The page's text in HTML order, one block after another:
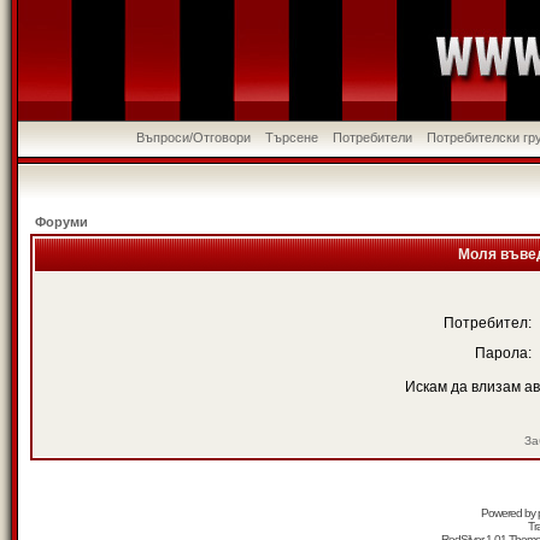
Въпроси/Отговори Търсене Потребители Потребителски
Форуми
Моля
Потребител:
Парола:
Искам да влизам
Powered by